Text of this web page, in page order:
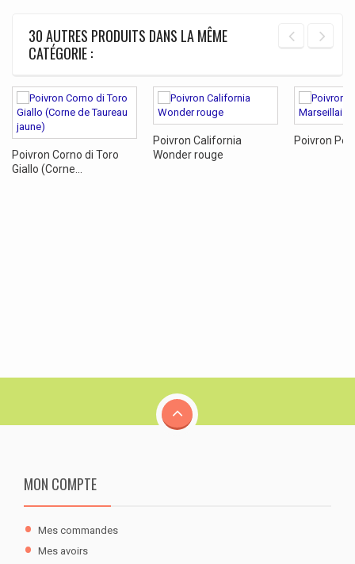
30 AUTRES PRODUITS DANS LA MÊME
CATÉGORIE :
Poivron Corno di Toro
Giallo (Corne...
Poivron California
Wonder rouge
Poivron
MON COMPTE
Mes commandes
Mes avoirs